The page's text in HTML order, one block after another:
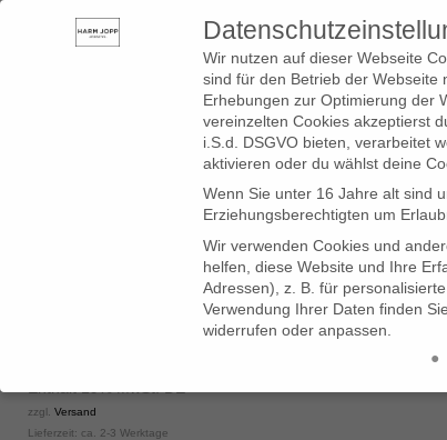
SERVICE LADEN ÜBER
Kleider Das ultimative Feierkleid
Das ultimative Feierkleid in
zzgl. Versand
Lieferzeit: ca. 2-3 Werktage
Wir nutzen auf dieser Webseite
sind für den Betrieb der Webseite
Erhebungen zur Optimierung der
vereinzelten Cookies akzeptierst
i.S.d. DSGVO bieten, verarbeitet
aktivieren oder du wählst deine
Wenn Sie unter 16 Jahre alt sind
Erziehungsberechtigten um
Wir verwenden Cookies und
helfen, diese Website und Ihre
Adressen), z. B. für
Verwendung Ihrer Daten finden
widerrufen oder anpassen.
Datenschutzeinstellungen
Wenn Sie unter 16 Jahre alt sind und Ihre Zustimmung zu